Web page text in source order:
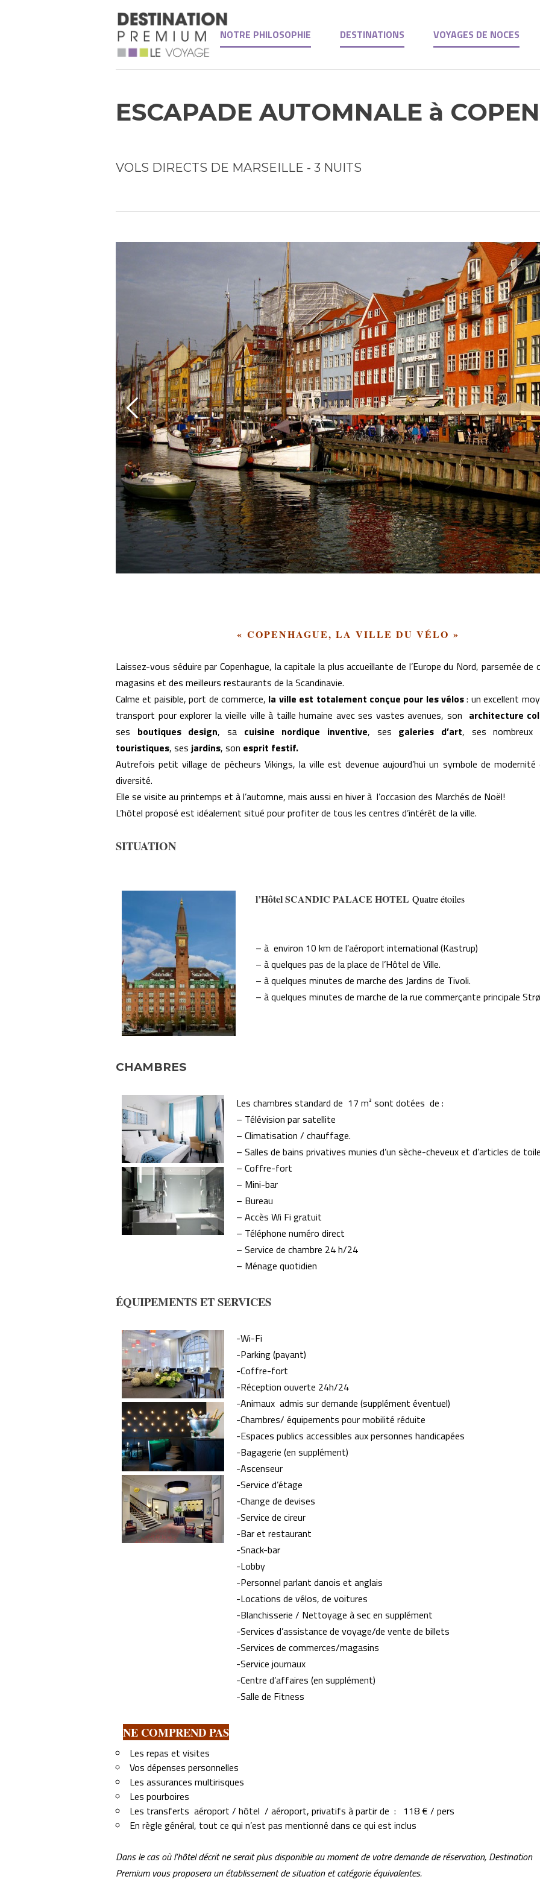
NOTRE PHILOSOPHIE DESTINATIONS VOYAGES DE NOCES
ESCAPADE AUTOMNALE à
VOLS DIRECTS DE MARSEILLE - 3 NUITS
« COPENHAGUE, LA VILLE DU VÉLO »
Laissez-vous séduire par Copenhague, la capitale la plus accueillante de l’Europe du Nord, parsemée de
magasins et des meilleurs restaurants de la Scandinavie.
Calme et paisible, port de commerce, la ville est totalement conçue pour les vélos: un excellent
transport pour explorer la vieille ville à taille humaine avec ses vastes avenues, son architecture
ses boutiques design, sa cuisine nordique inventive, ses galeries d’art, ses nombreux
touristiques, ses jardins, son esprit festif.
Autrefois petit village de pêcheurs Vikings, la ville est devenue aujourd’hui un symbole de
diversité.
Elle se visite au printemps et à l’automne, mais aussi en hiver à l’occasion des Marchés de Noël!
L’hôtel proposé est idéalement situé pour profiter de tous les centres d’intérêt de la ville.
SITUATION
l’Hôtel SCANDIC PALACE HOTEL Quatre étoiles
– à environ 10 km de l’aéroport international (Kastrup)
– à quelques pas de la place de l’Hôtel de Ville.
– à quelques minutes de marche des Jardins de Tivoli.
– à quelques minutes de marche de la rue commerçante principale
CHAMBRES
Les chambres standard de 17 m² sont dotées de :
– Télévision par satellite
– Climatisation / chauffage.
– Salles de bains privatives munies d’un sèche-cheveux et d’articles de
– Coffre-fort
– Mini-bar
– Bureau
– Accès Wi Fi gratuit
– Téléphone numéro direct
– Service de chambre 24 h/24
– Ménage quotidien
ÉQUIPEMENTS ET SERVICES
-Wi-Fi
-Parking (payant)
-Coffre-fort
-Réception ouverte 24h/24
-Animaux admis sur demande (supplément éventuel)
-Chambres/ équipements pour mobilité réduite
-Espaces publics accessibles aux personnes handicapées
-Bagagerie (en supplément)
-Ascenseur
-Service d’étage
-Change de devises
-Service de cireur
-Bar et restaurant
-Snack-bar
-Lobby
-Personnel parlant danois et anglais
-Locations de vélos, de voitures
-Blanchisserie / Nettoyage à sec en supplément
-Services d’assistance de voyage/de vente de billets
-Services de commerces/magasins
-Service journaux
-Centre d’affaires (en supplément)
-Salle de Fitness
NE COMPREND PAS
Les repas et visites
Vos dépenses personnelles
Les assurances multirisques
Les pourboires
Les transferts aéroport / hôtel / aéroport, privatifs à partir de : 118 € / pers
En règle général, tout ce qui n’est pas mentionné dans ce qui est inclus
Dans le cas où l’hôtel décrit ne serait plus disponible au moment de votre demande de réservation, Destination
Premium vous proposera un établissement de situation et catégorie équivalentes.